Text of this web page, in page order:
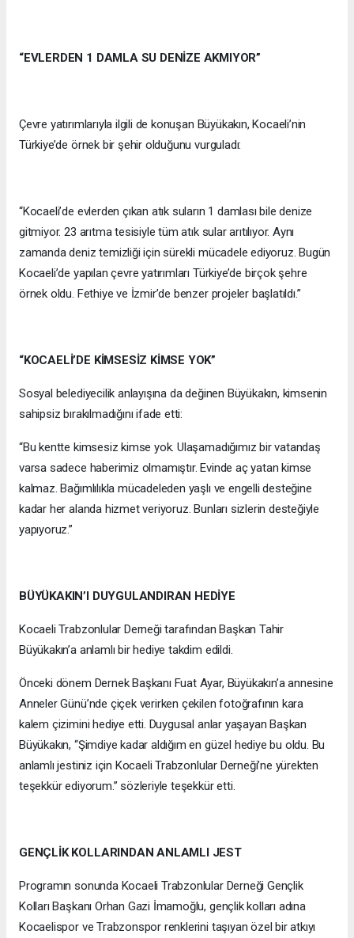
“EVLERDEN 1 DAMLA SU DENİZE AKMIYOR”
Çevre yatırımlarıyla ilgili de konuşan Büyükakın, Kocaeli’nin
Türkiye’de örnek bir şehir olduğunu vurguladı:
“Kocaeli’de evlerden çıkan atık suların 1 damlası bile denize
gitmiyor. 23 arıtma tesisiyle tüm atık sular arıtılıyor. Aynı
zamanda deniz temizliği için sürekli mücadele ediyoruz. Bugün
Kocaeli’de yapılan çevre yatırımları Türkiye’de birçok şehre
örnek oldu. Fethiye ve İzmir’de benzer projeler başlatıldı.”
“KOCAELİ’DE KİMSESİZ KİMSE YOK”
Sosyal belediyecilik anlayışına da değinen Büyükakın, kimsenin
sahipsiz bırakılmadığını ifade etti:
“Bu kentte kimsesiz kimse yok. Ulaşamadığımız bir vatandaş
varsa sadece haberimiz olmamıştır. Evinde aç yatan kimse
kalmaz. Bağımlılıkla mücadeleden yaşlı ve engelli desteğine
kadar her alanda hizmet veriyoruz. Bunları sizlerin desteğiyle
yapıyoruz.”
BÜYÜKAKIN’I DUYGULANDIRAN HEDİYE
Kocaeli Trabzonlular Derneği tarafından Başkan Tahir
Büyükakın’a anlamlı bir hediye takdim edildi.
Önceki dönem Dernek Başkanı Fuat Ayar, Büyükakın’a annesine
Anneler Günü’nde çiçek verirken çekilen fotoğrafının kara
kalem çizimini hediye etti. Duygusal anlar yaşayan Başkan
Büyükakın, “Şimdiye kadar aldığım en güzel hediye bu oldu. Bu
anlamlı jestiniz için Kocaeli Trabzonlular Derneği’ne yürekten
teşekkür ediyorum.” sözleriyle teşekkür etti.
GENÇLİK KOLLARINDAN ANLAMLI JEST
Programın sonunda Kocaeli Trabzonlular Derneği Gençlik
Kolları Başkanı Orhan Gazi İmamoğlu, gençlik kolları adına
Kocaelispor ve Trabzonspor renklerini taşıyan özel bir atkıyı